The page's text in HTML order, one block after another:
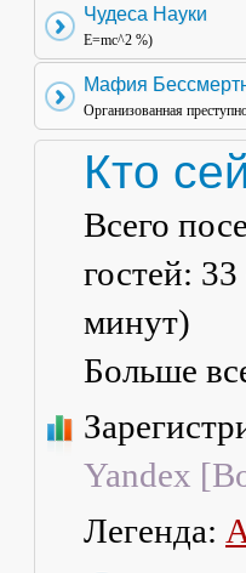
Чудеса Науки
E=mc^2 %)
Мафия
Организованная
Кто
Всего
гостей:
минут)
Больше
Yandex
Легенда: